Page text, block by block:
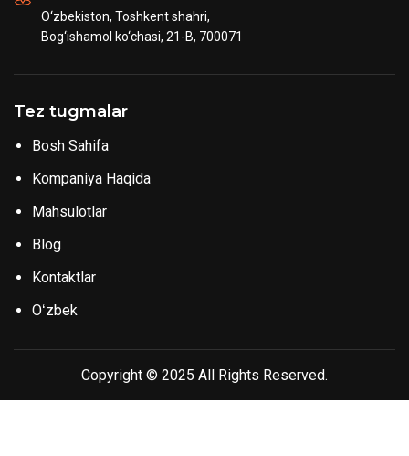
O‘zbekiston, Toshkent shahri,
Bog‘ishamol ko‘chasi, 21-B, 700071
Tez tugmalar
Bosh Sahifa
Kompaniya Haqida
Mahsulotlar
Blog
Kontaktlar
Oʻzbek
Copyright © 2025 All Rights Reserved.